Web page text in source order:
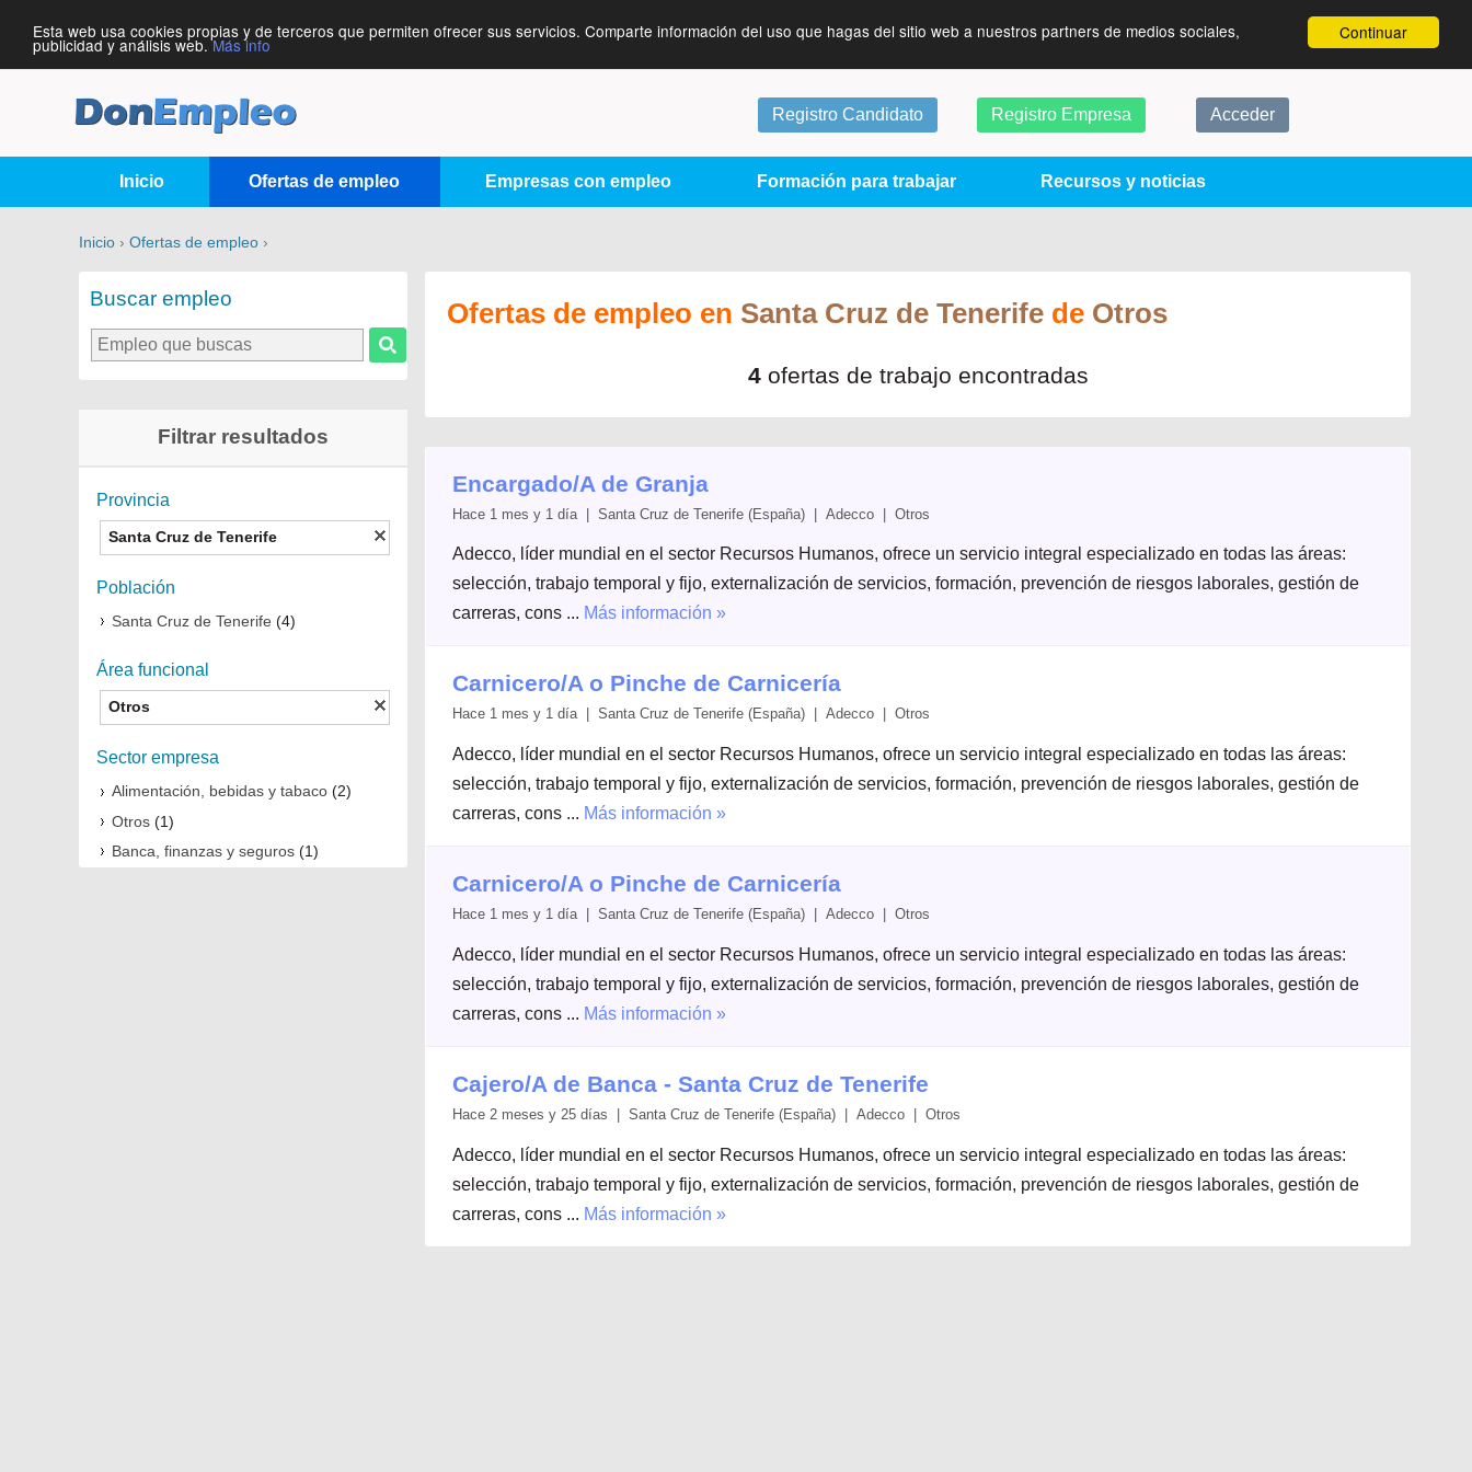
Continuar
Esta web usa cookies propias y de terceros que permiten ofrecer sus servicios. Comparte información del uso que hagas del sitio web a nuestros partners de medios sociales,
publicidad y análisis web.Más info
Registro Candidato Registro Empresa Acceder
Inicio Ofertas de empleo Empresas con empleo Formación para trabajar Recursos y noticias
Inicio › Ofertas de empleo ›
Buscar empleo
Filtrar resultados
Provincia
Santa Cruz de Tenerife
Población
Santa Cruz de Tenerife (4)
Área funcional
Otros
Sector empresa
Alimentación, bebidas y tabaco(2)
Otros(1)
Banca, finanzas y seguros(1)
Ofertas de empleo en Santa Cruz de Tenerife de Otros
4ofertas de trabajo encontradas
Encargado/A de Granja
Hace 1 mes y 1 día | Santa Cruz de Tenerife (España) | Adecco | Otros
Adecco, líder mundial en el sector Recursos Humanos, ofrece un servicio integral especializado en todas las áreas:
selección, trabajo temporal y fijo, externalización de servicios, formación, prevención de riesgos laborales, gestión de
carreras, cons ... Más información »
Carnicero/A o Pinche de Carnicería
Hace 1 mes y 1 día | Santa Cruz de Tenerife (España) | Adecco | Otros
Adecco, líder mundial en el sector Recursos Humanos, ofrece un servicio integral especializado en todas las áreas:
selección, trabajo temporal y fijo, externalización de servicios, formación, prevención de riesgos laborales, gestión de
carreras, cons ... Más información »
Carnicero/A o Pinche de Carnicería
Hace 1 mes y 1 día | Santa Cruz de Tenerife (España) | Adecco | Otros
Adecco, líder mundial en el sector Recursos Humanos, ofrece un servicio integral especializado en todas las áreas:
selección, trabajo temporal y fijo, externalización de servicios, formación, prevención de riesgos laborales, gestión de
carreras, cons ... Más información »
Cajero/A de Banca - Santa Cruz de Tenerife
Hace 2 meses y 25 días | Santa Cruz de Tenerife (España) | Adecco | Otros
Adecco, líder mundial en el sector Recursos Humanos, ofrece un servicio integral especializado en todas las áreas:
selección, trabajo temporal y fijo, externalización de servicios, formación, prevención de riesgos laborales, gestión de
carreras, cons ... Más información »